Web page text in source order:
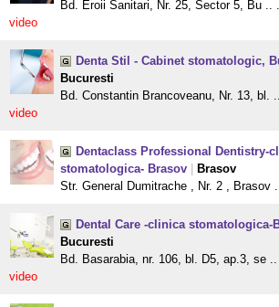
Bd. Eroii Sanitari, Nr. 25, Sector 5, Bu ..
video
Denta Stil - Cabinet stomatologic,
Bucuresti
Bd. Constantin Brancoveanu, Nr. 13, bl.
video
Dentaclass Professional Dentistry-
stomatologica- Brasov
Brasov
Str. General Dumitrache , Nr. 2 , Brasov
Dental Care -clinica stomatologica-
Bucuresti
Bd. Basarabia, nr. 106, bl. D5, ap.3, se
video